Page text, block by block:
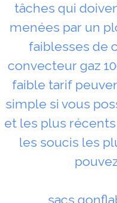
tâches qui
menées par un
faiblesses de
convecteur gaz
faible tarif
simple si vous
et les plus
les soucis les
sacs